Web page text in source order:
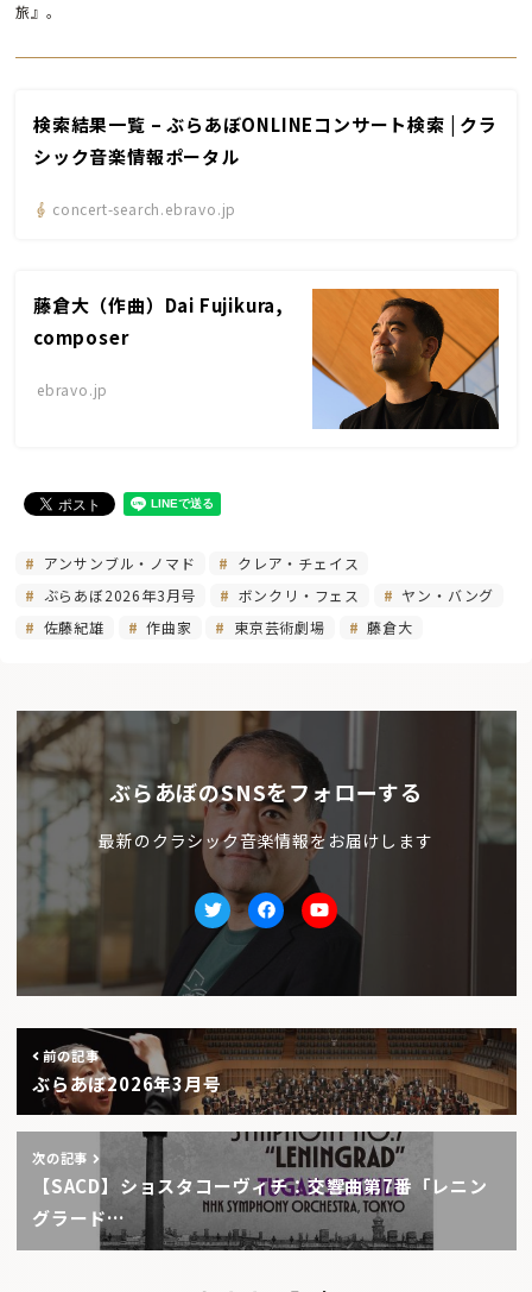
旅』。
検索結果一覧 – ぶらあぼONLINEコンサート検索 | クラ
シック音楽情報ポータル
concert-search.ebravo.jp
藤倉大（作曲）Dai Fujikura,
composer
ebravo.jp
アンサンブル・ノマド
クレア・チェイス
ぶらあぼ2026年3月号
ボンクリ・フェス
ヤン・バング
佐藤紀雄
作曲家 東京芸術劇場 藤倉大
ぶらあぼのSNSをフォローする
最新のクラシック音楽情報をお届けします
TwitterfacebookYoutube
前の記事
ぶらあぼ2026年3月号
次の記事
【SACD】ショスタコーヴィチ：交響曲第7番「レニン
グラード…